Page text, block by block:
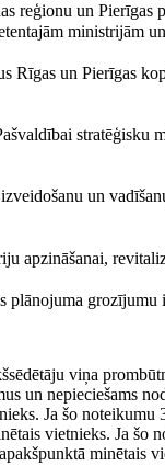
reģionu un
ministrijām
Rīgas un Pierīgas
stratēģisku
un
apzināšanai,
plānojuma
viņa
un nepieciešams
Ja šo
vietnieks. Ja
minētais